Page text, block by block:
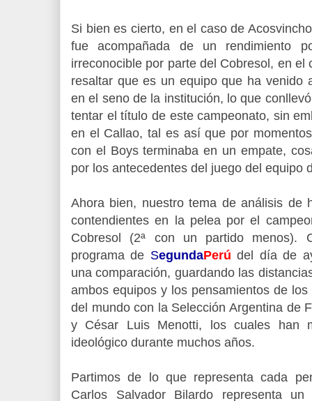
Si bien es cierto, en el caso de
fue acompañada de un rendimiento
irreconocible por parte del Cobresol, en el
resaltar que es un equipo que ha venido
en el seno de la institución, lo que
tentar el título de este campeonato, sin
en el Callao, tal es así que por
con el Boys terminaba en un empate,
por los antecedentes del juego del equipo
Ahora bien, nuestro tema de análisis de
contendientes en la pelea por el
Cobresol (2ª con un partido menos).
programa de SegundaPerú del día de
una comparación, guardando las
ambos equipos y los pensamientos de
del mundo con la Selección Argentina de
y César Luis Menotti, los cuales han
ideológico durante muchos años.
Partimos de lo que representa cada
Carlos Salvador Bilardo representa